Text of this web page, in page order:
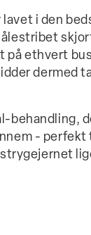
lavet i den
på ethvert
dermed
behandling,
- perfekt